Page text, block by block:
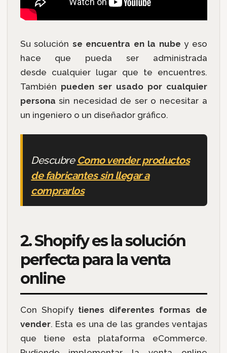
Su solución se encuentra en la nube y eso
hace que pueda ser administrada
desde cualquier lugar que te encuentres.
También pueden ser usado por cualquier
persona sin necesidad de ser o necesitar a
un ingeniero o un diseñador gráfico.
Descubre Como vender productos
de fabricantes sin llegar a
comprarlos
2. Shopify es la solución
perfecta para la venta
online
Con Shopify tienes diferentes formas de
vender. Esta es una de las grandes ventajas
que tiene esta plataforma eCommerce.